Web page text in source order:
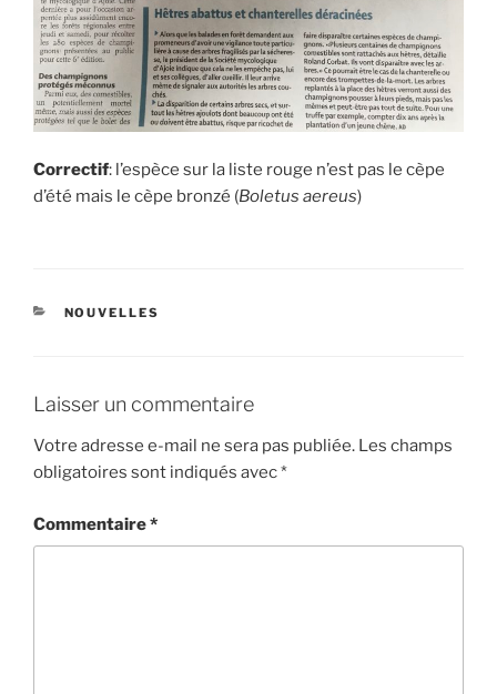
Correctif: l’espèce sur la liste rouge n’est pas le cèpe
d’été mais le cèpe bronzé (Boletus aereus)
CATÉGORIES
NOUVELLES
Laisser un commentaire
Votre adresse e-mail ne sera pas publiée. Les champs
obligatoires sont indiqués avec*
Commentaire*